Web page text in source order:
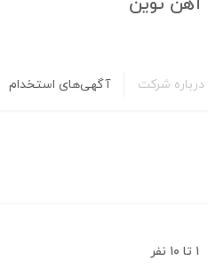
درباره شرکت آگهی‌های استخدام
۱ تا ۱۰ نفر